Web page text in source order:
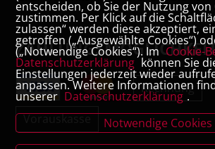
Rechnung
Vorauskasse
entscheiden, ob Sie der Nutzung von
zustimmen. Per Klick auf die
zulassen“ werden diese akzeptiert,
getroffen („Ausgewählte Cookies“)
(„Notwendige Cookies“). Im Cookie-
Datenschutzerklärung können Sie
Einstellungen jederzeit wieder
anpassen. Weitere Informationen
unserer Datenschutzerklärung .
Notwendige Cookies